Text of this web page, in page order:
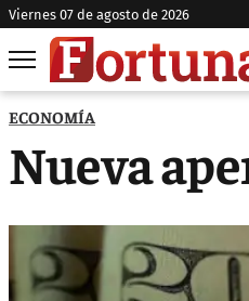
viernes 07 de agosto de 2026
ECONOMÍA
Nueva